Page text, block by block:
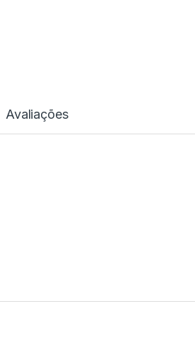
Avaliações